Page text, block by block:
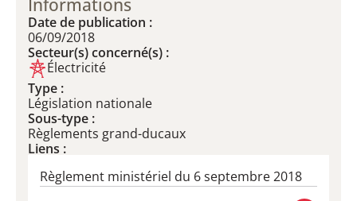
Informations
Date de publication :
06/09/2018
Secteur(s) concerné(s) :
Électricité
Type :
Législation nationale
Sous-type :
Règlements grand-ducaux
Liens :
Règlement ministériel du 6 septembre 2018